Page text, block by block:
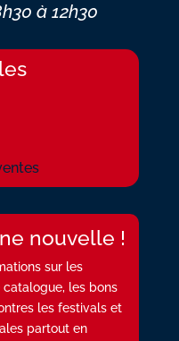
à 12h30
nouvelle !
sur les
les bons
les festivals et
partout en